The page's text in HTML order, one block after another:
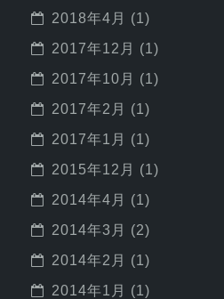
2018年4月
(1)
2017年12月
(1)
2017年10月
(1)
2017年2月
(1)
2017年1月
(1)
2015年12月
(1)
2014年4月
(1)
2014年3月
(2)
2014年2月
(1)
2014年1月
(1)